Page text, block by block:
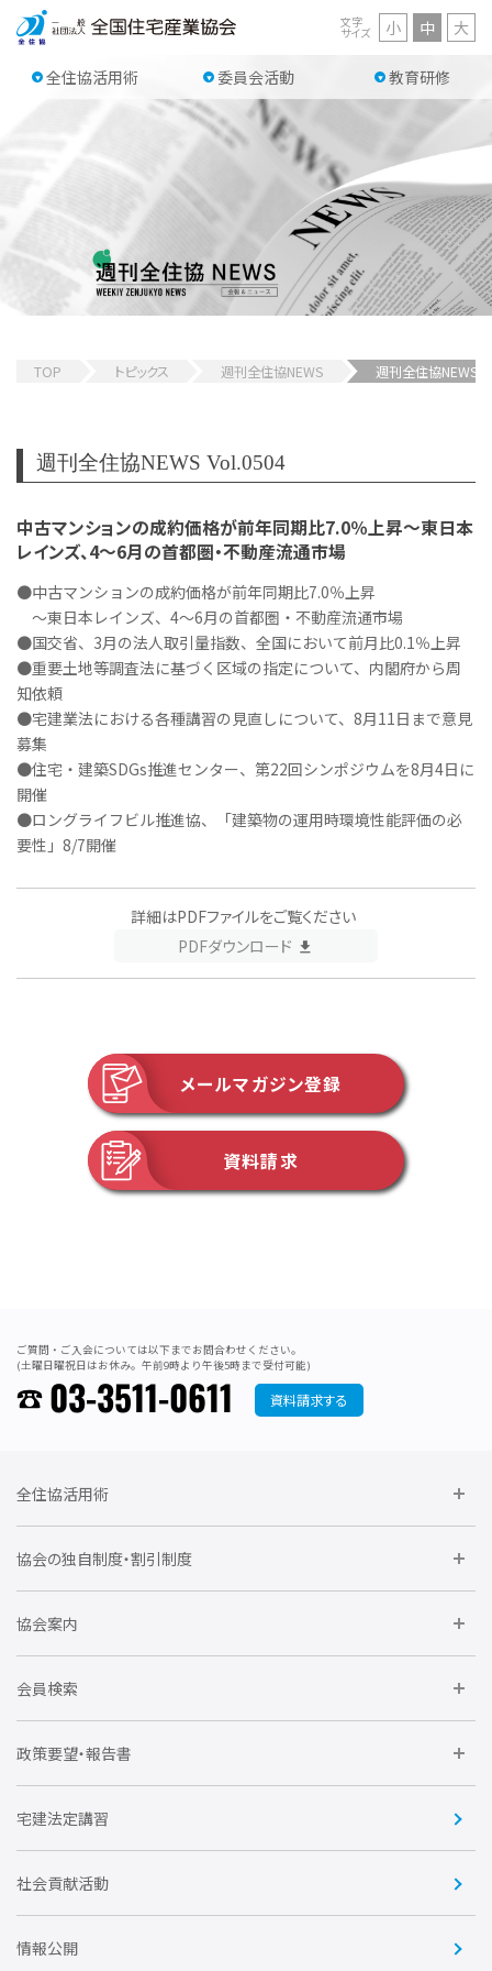
全住協活用術 委員会活動 教育研修
文字
サイズ 小 中 大
TOP トピックス 週刊全住協NEWS 週刊全住協NEWS
週刊全住協NEWS Vol.0504
中古マンションの成約価格が前年同期比7.0％上昇～東日本
レインズ、4～6月の首都圏・不動産流通市場
●中古マンションの成約価格が前年同期比7.0％上昇
～東日本レインズ、4～6月の首都圏・不動産流通市場
●国交省、3月の法人取引量指数、全国において前月比0.1％上昇
●重要土地等調査法に基づく区域の指定について、内閣府から周
知依頼
●宅建業法における各種講習の見直しについて、8月11日まで意見
募集
●住宅・建築SDGs推進センター、第22回シンポジウムを8月4日に
開催
●ロングライフビル推進協、「建築物の運用時環境性能評価の必
要性」8/7開催
詳細はPDFファイルをご覧ください
PDFダウンロード
メールマガジン登録
資料請求
ご質問・ご入会については以下までお問合わせください。
(土曜日曜祝日はお休み。午前9時より午後5時まで受付可能)
03-3511-0611 資料請求する
全住協活用術
委員会に参加しよう
要望活動に参加しよう
協会の独自制度・割引制度
住宅瑕疵担保責任保険割引制度
全住協NET
不動産後見アドバイザー資格講習
会
全住協ビジネスショップ
協会案内
運営組織
トライアル会員制度
会員検索
企業会員
賛助会員
政策要望・報告書
住宅・土地税制改正要望
優良事業表彰
宅建法定講習
社会貢献活動
情報公開